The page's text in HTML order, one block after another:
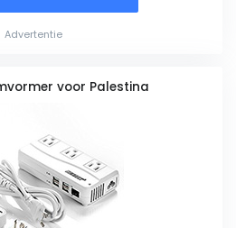
Advertentie
voor Palestina